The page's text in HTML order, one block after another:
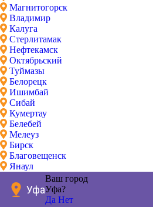
Магнитогорск
Владимир
Калуга
Стерлитамак
Нефтекамск
Октябрьский
Туймазы
Белорецк
Ишимбай
Сибай
Кумертау
Белебей
Мелеуз
Бирск
Благовещенск
Янаул
Уфа
Ваш город
Уфа?
Да Нет